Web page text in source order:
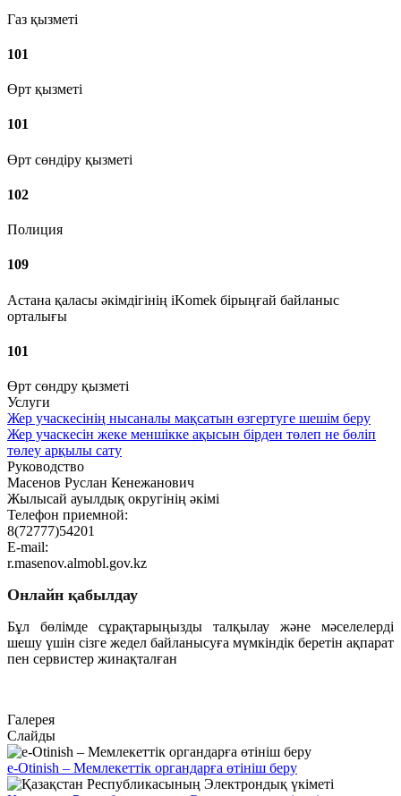
Газ қызметі
101
Өрт қызметі
101
Өрт сөндіру қызметі
102
Полиция
109
Астана қаласы әкімдігінің iKomek бірыңғай байланыс
орталығы
101
Өрт сөндру қызметі
Услуги
Жер учаскесінің нысаналы мақсатын өзгертуге шешім беру
Жер учаскесін жеке меншікке ақысын бірден төлеп не бөліп
төлеу арқылы сату
Руководство
Масенов Руслан Кенежанович
Жылысай ауылдық округінің әкімі
Телефон приемной:
8(72777)54201
E-mail:
r.masenov.almobl.gov.kz
Онлайн қабылдау
Бұл бөлімде сұрақтарыңызды талқылау және мәселелерді
шешу үшін сізге жедел байланысуға мүмкіндік беретін ақпарат
пен сервистер жинақталған
Галерея
Слайды
e-Otinish – Мемлекеттік органдарға өтініш беру